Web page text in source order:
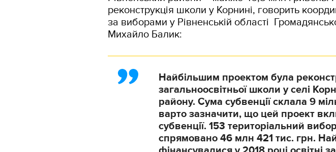
реконструкція школи у Корнині, говорить
за виборами у Рівненській області
Михайло Балик:
Найбільшим проектом була
загальноосвітньої школи у селі
району. Сума субвенції склала 9
варто зазначити, що цей проект
субвенції. 153 територіальний
спрямовано 46 млн 421 тис. грн.